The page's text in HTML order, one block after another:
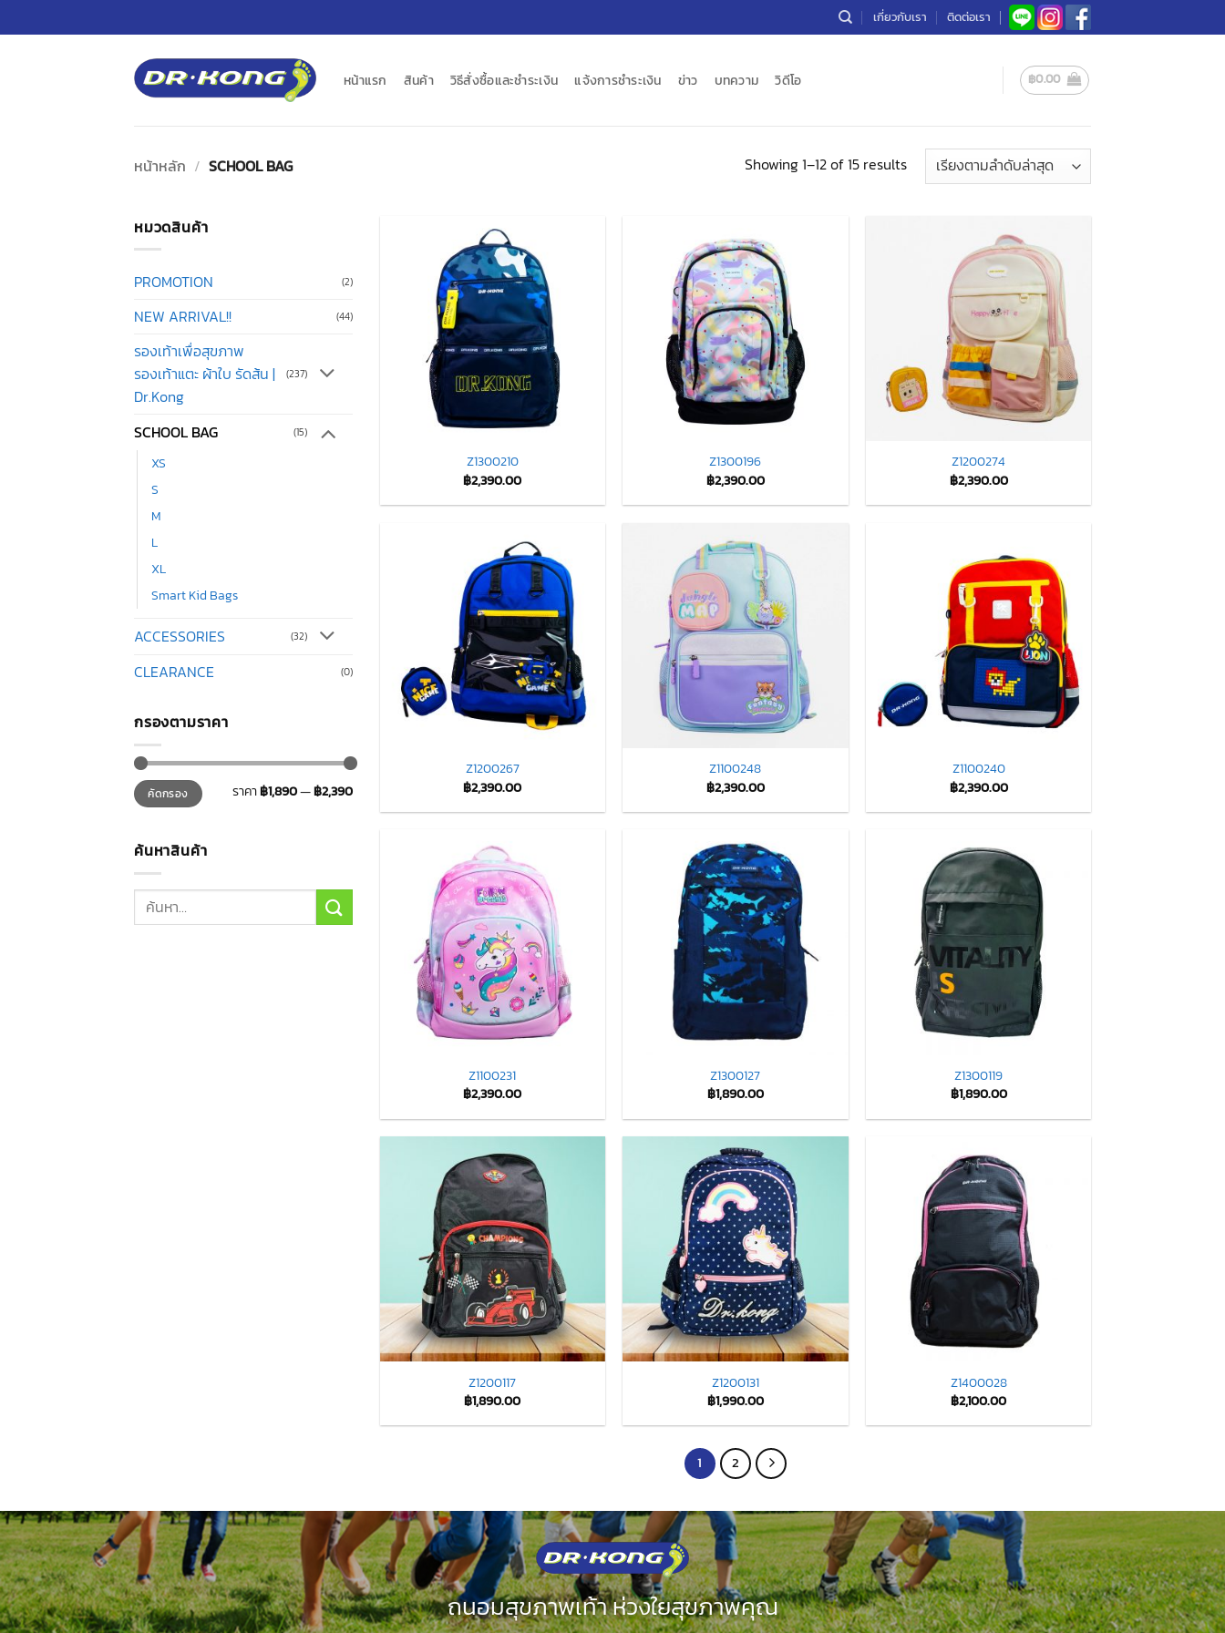
ไป
เกี่ยวกับเรา ติดต่อเรา
หน้าแรก สินค้า วิธีสั่งซื้อและชำระเงิน แจ้งการชำระเงิน ข่าว บทความ วิดีโอ ฿0.00
หน้าหลัก / SCHOOL BAG Showing 1–12 of 15 resultsSorted
หมวดสินค้า
PROMOTION (2)
NEW ARRIVAL!! (44)
รองเท้าเพื่อสุขภาพ
รองเท้าแตะ ผ้าใบ รัดส้น |
Dr.Kong
(237)
SCHOOL BAG (15)
XS
S
M
L
XL
Smart Kid Bags
ACCESSORIES (32)
CLEARANCE (0)
กรองตามราคา
ราคา
ต่ำ
สุด
ราคา
สูงสุดคัดกรอง ราคา฿1,890—฿2,390
ค้นหาสินค้า
ค้นหา:
Z1300210
฿2,390.00
Z1300196
฿2,390.00
Z1200274
฿2,390.00
Z1200267
฿2,390.00
Z1100248
฿2,390.00
Z1100240
฿2,390.00
Z1100231
฿2,390.00
Z1300127
฿1,890.00
Z1300119
฿1,890.00
Z1200117
฿1,890.00
Z1200131
฿1,990.00
Z1400028
฿2,100.00
1 2
ถนอมสุขภาพเท้า ห่วงใยสุขภาพคุณ